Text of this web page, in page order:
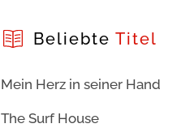
Beliebte Titel
Mein Herz in seiner Hand
The Surf House